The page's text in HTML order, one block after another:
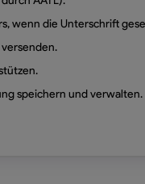
wenn die Unterschrift
speichern und verwalten.